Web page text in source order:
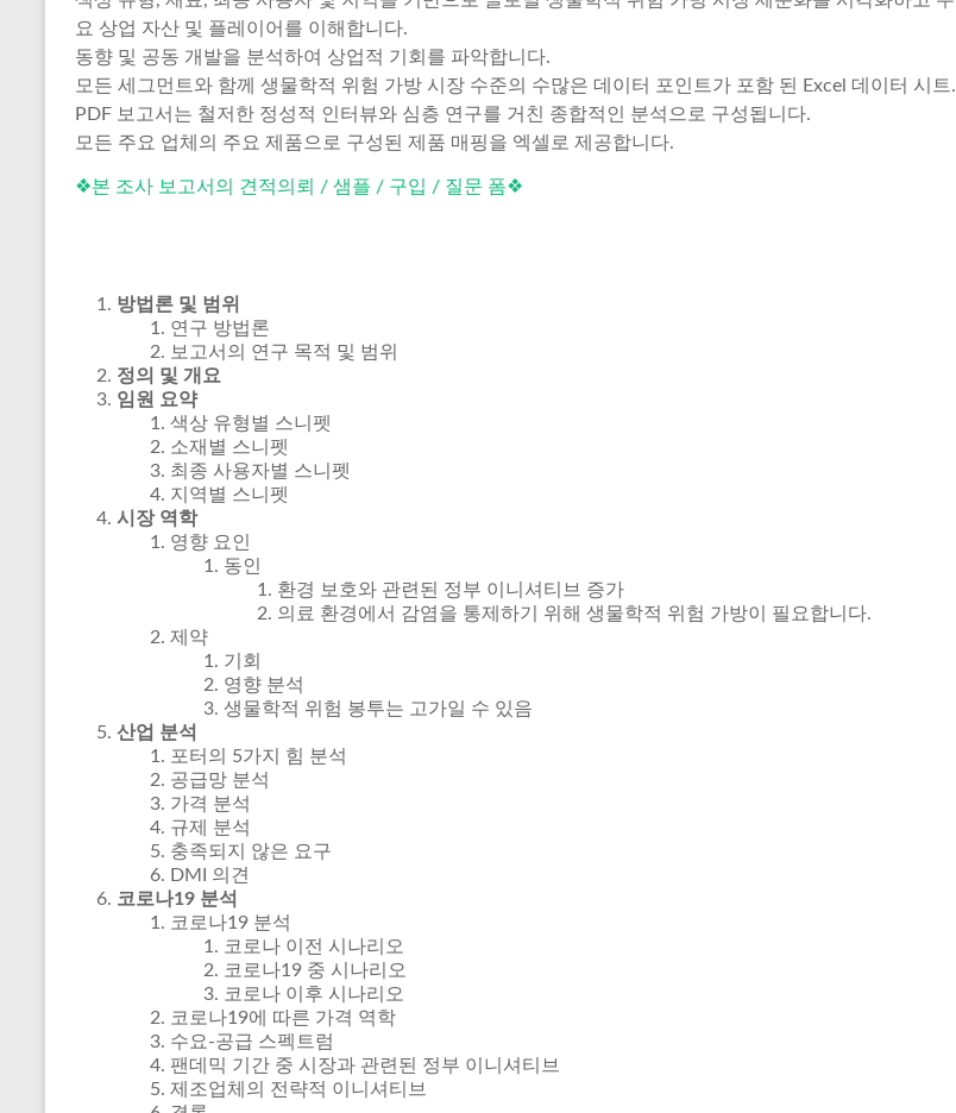
요 상업 자산 및 플레이어를 이해합니다.
동향 및 공동 개발을 분석하여 상업적 기회를 파악합니다.
모든 세그먼트와 함께 생물학적 위험 가방 시장 수준의 수많은 데이터 포인트가 포함 된 Excel 데이터 시트.
PDF 보고서는 철저한 정성적 인터뷰와 심층 연구를 거친 종합적인 분석으로 구성됩니다.
모든 주요 업체의 주요 제품으로 구성된 제품 매핑을 엑셀로 제공합니다.
❖본 조사 보고서의 견적의뢰 / 샘플 / 구입 / 질문 폼❖
방법론 및 범위
연구 방법론
보고서의 연구 목적 및 범위
정의 및 개요
임원 요약
색상 유형별 스니펫
소재별 스니펫
최종 사용자별 스니펫
지역별 스니펫
시장 역학
영향 요인
동인
환경 보호와 관련된 정부 이니셔티브 증가
의료 환경에서 감염을 통제하기 위해 생물학적 위험 가방이 필요합니다.
제약
기회
영향 분석
생물학적 위험 봉투는 고가일 수 있음
산업 분석
포터의 5가지 힘 분석
공급망 분석
가격 분석
규제 분석
충족되지 않은 요구
DMI 의견
코로나19 분석
코로나19 분석
코로나 이전 시나리오
코로나19 중 시나리오
코로나 이후 시나리오
코로나19에 따른 가격 역학
수요-공급 스펙트럼
팬데믹 기간 중 시장과 관련된 정부 이니셔티브
제조업체의 전략적 이니셔티브